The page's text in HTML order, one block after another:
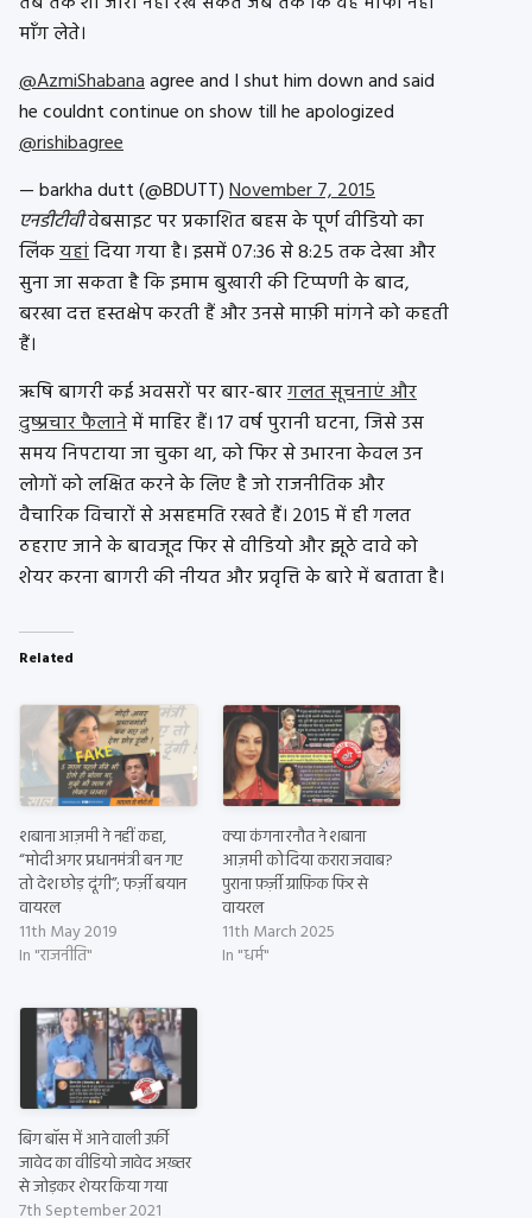
माँग लेते।
@AzmiShabanaagree and I shut him down and said
he couldnt continue on show till he apologized
@rishibagree
— barkha dutt (@BDUTT)November 7, 2015
एनडीटीवीवेबसाइट पर प्रकाशित बहस के पूर्ण वीडियो का
लिंकयहांदिया गया है। इसमें 07:36 से 8:25 तक देखा और
सुना जा सकता है कि इमाम बुखारी की टिप्पणी के बाद,
बरखा दत्त हस्तक्षेप करती हैं और उनसे माफ़ी मांगने को कहती
हैं।
ऋषि बागरी कई अवसरों पर बार-बारगलत सूचनाएं और
दुष्प्रचार फैलानेमें माहिर हैं। 17 वर्ष पुरानी घटना, जिसे उस
समय निपटाया जा चुका था, को फिर से उभारना केवल उन
लोगों को लक्षित करने के लिए है जो राजनीतिक और
वैचारिक विचारों से असहमति रखते हैं। 2015 में ही गलत
ठहराए जाने के बावजूद फिर से वीडियो और झूठे दावे को
शेयर करना बागरी की नीयत और प्रवृत्ति के बारे में बताता है।
Related
शबाना आज़मी ने नहीं कहा,
“मोदी अगर प्रधानमंत्री बन गए
तो देश छोड़ दूंगी”; फर्ज़ी बयान
वायरल
11th May 2019
In "राजनीति"
क्या कंगना रनौत ने शबाना
आज़मी को दिया करारा जवाब?
पुराना फ़र्ज़ी ग्राफ़िक फिर से
वायरल
11th March 2025
In "धर्म"
बिग बॉस में आने वाली उर्फ़ी
जावेद का वीडियो जावेद अख़्तर
से जोड़कर शेयर किया गया
7th September 2021